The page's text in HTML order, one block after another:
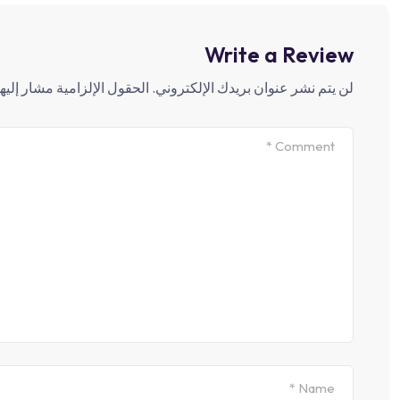
Write a Review
لن يتم نشر عنوان بريدك الإلكتروني. الحقول الإلزامية مشار